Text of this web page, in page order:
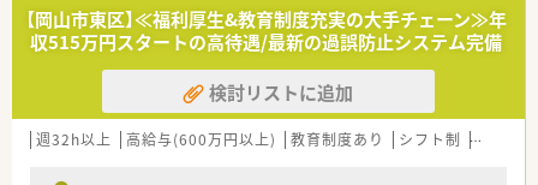
【岡山市東区】≪福利厚生&教育制度充実の大手チェーン≫年
収515万円スタートの高待遇/最新の過誤防止システム完備
検討リストに追加
週32h以上 高給与(600万円以上) 教育制度あり シフト制 大手チ